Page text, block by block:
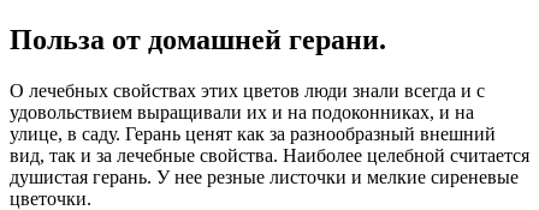
Польза от домашней герани.
О лечебных свойствах этих цветов люди знали всегда и с
удовольствием выращивали их и на подоконниках, и на
улице, в саду. Герань ценят как за разнообразный внешний
вид, так и за лечебные свойства. Наиболее целебной считается
душистая герань. У нее резные листочки и мелкие сиреневые
цветочки.